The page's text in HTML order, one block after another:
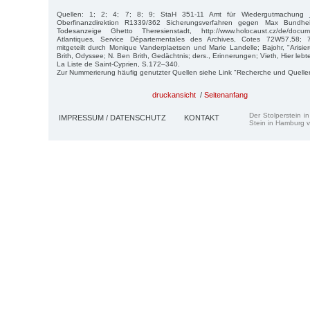
Quellen: 1; 2; 4; 7; 8; 9; StaH 351-11 Amt für Wiedergutmachung
Oberfinanzdirektion R1339/362 Sicherungsverfahren gegen Max
Todesanzeige Ghetto Theresienstadt, http://www.holocaust.cz/de/
Atlantiques, Service Départementales des Archives, Cotes 72W57,58;
mitgeteilt durch Monique Vanderplaetsen und Marie Landelle; Bajohr,
Brith, Odyssee; N. Ben Brith, Gedächtnis; ders., Erinnerungen; Vieth, Hier
La Liste de Saint-Cyprien, S.172–340.
Zur Nummerierung häufig genutzter Quellen siehe Link "Recherche und
druckansicht / Seitenanfang
IMPRESSUM / DATENSCHUTZ KONTAKT
Der Stolperstein
Stein in Hamburg